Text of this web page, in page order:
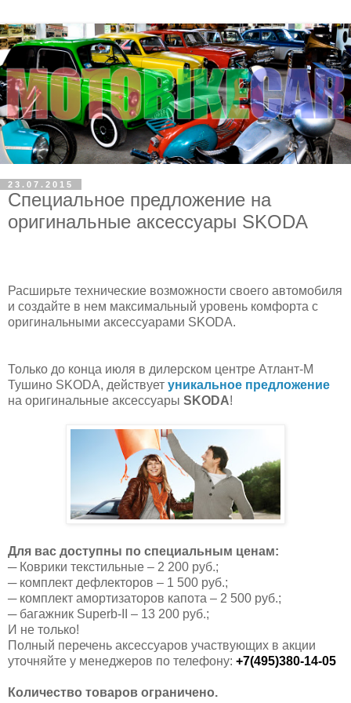
23.07.2015
Специальное предложение на
оригинальные аксессуары SKODA
Расширьте технические возможности своего автомобиля
и создайте в нем максимальный уровень комфорта с
оригинальными аксессуарами SKODA.
Только до конца июля в дилерском центре Атлант-М
Тушино SKODA, действует уникальное предложение
на оригинальные аксессуары SKODA!
Для вас доступны по специальным ценам:
─ Коврики текстильные – 2 200 руб.;
─ комплект дефлекторов – 1 500 руб.;
─ комплект амортизаторов капота – 2 500 руб.;
─ багажник Superb-
– 13 200 руб.;
И не только!
Полный перечень аксессуаров участвующих в акции
уточняйте у менеджеров по телефону: +7(495)380-14-05
Количество товаров ограничено.